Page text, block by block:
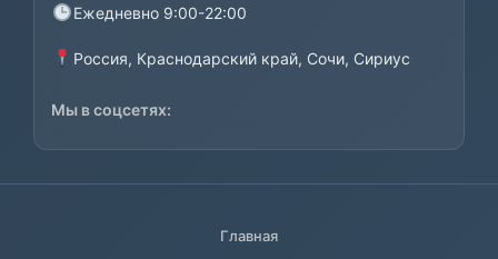
Ежедневно 9:00-22:00
Россия, Краснодарский край, Сочи, Сириус
Мы в соцсетях:
Главная